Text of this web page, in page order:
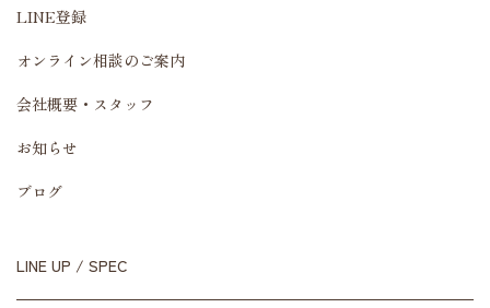
LINE登録
オンライン相談のご案内
会社概要・スタッフ
お知らせ
ブログ
LINE UP / SPEC